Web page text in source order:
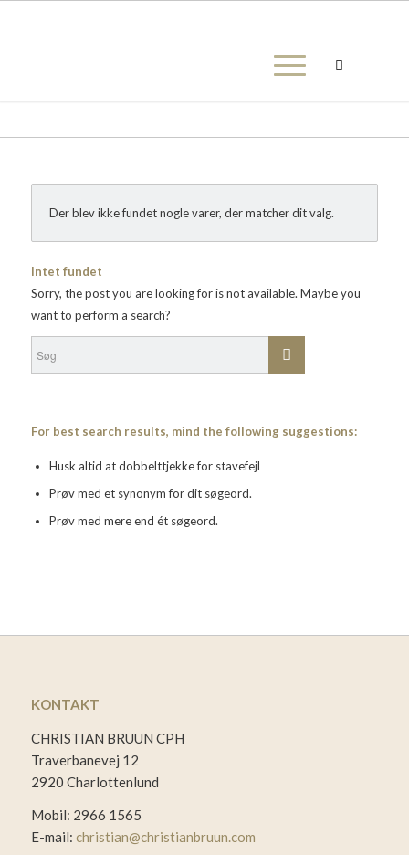
Der blev ikke fundet nogle varer, der matcher dit valg.
Intet fundet
Sorry, the post you are looking for is not available. Maybe you
want to perform a search?
For best search results, mind the following suggestions:
Husk altid at dobbelttjekke for stavefejl
Prøv med et synonym for dit søgeord.
Prøv med mere end ét søgeord.
KONTAKT
CHRISTIAN BRUUN CPH
Traverbanevej 12
2920 Charlottenlund
Mobil: 2966 1565
E-mail: christian@christianbruun.com